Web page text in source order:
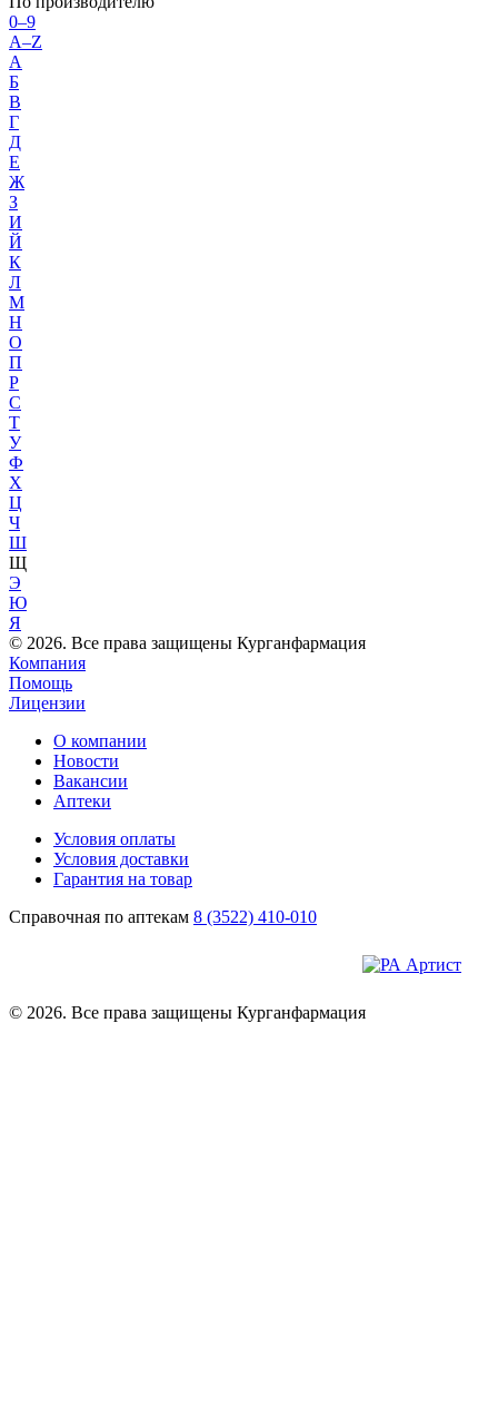
0–9
A–Z
А
Б
В
Г
Д
Е
Ж
З
И
Й
К
Л
М
Н
О
П
Р
С
Т
У
Ф
Х
Ц
Ч
Ш
Щ
Э
Ю
Я
© 2026. Все права защищены Курганфармация
Компания
Помощь
Лицензии
О компании
Новости
Вакансии
Аптеки
Условия оплаты
Условия доставки
Гарантия на товар
Справочная по аптекам 8 (3522) 410-010
© 2026. Все права защищены Курганфармация